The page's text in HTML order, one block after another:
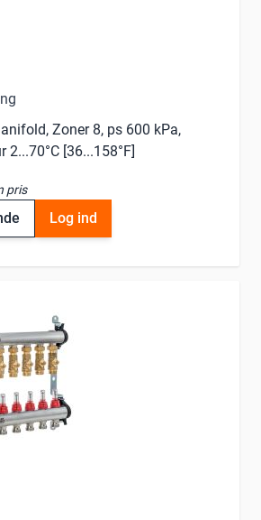
Zoner 8, ps 600 kPa,
[36...158°F]
pris
Log ind